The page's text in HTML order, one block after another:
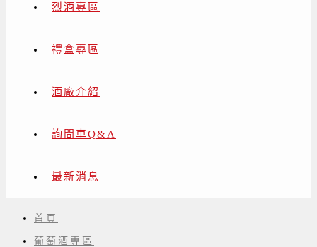
烈酒專區
禮盒專區
酒廠介紹
詢問車Q&A
最新消息
首頁
葡萄酒專區